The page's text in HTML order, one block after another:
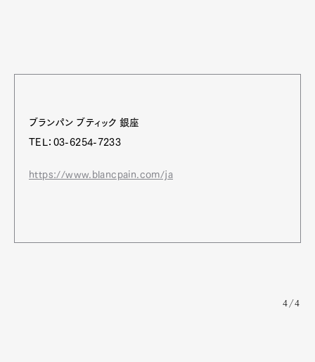
ブランパン ブティック 銀座
TEL：03-6254-7233
https://www.blancpain.com/ja
4/4